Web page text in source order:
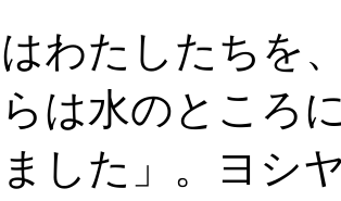
はわたしたちを
らは水のところ
ました」。ヨシ